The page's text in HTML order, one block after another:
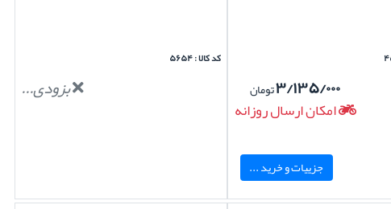
۳/۱۳۵/۰۰۰تومان
امکان ارسال روزانه
جزییات و خرید ...
کد کالا : ۵۶۵۴
بزودی...